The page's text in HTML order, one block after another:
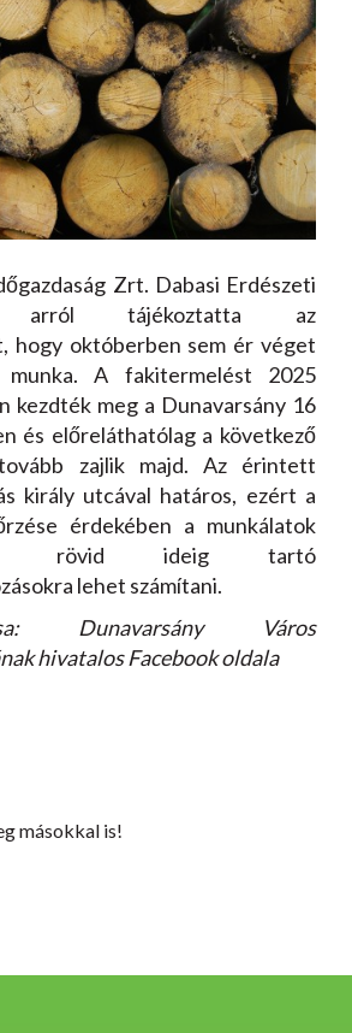
Zrt. Dabasi Erdészeti
arról tájékoztatta az
hogy októberben sem ér véget
A fakitermelést 2025
kezdték meg a Dunavarsány 16
és előreláthatólag a következő
zajlik majd. Az érintett
király utcával határos, ezért a
érdekében a munkálatok
rövid ideig tartó
lehet számítani.
Dunavarsány Város
hivatalos Facebook oldala
másokkal is!